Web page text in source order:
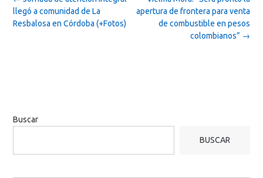
navigation
apertura de frontera para venta
de combustible en pesos
colombianos” →
llegó a comunidad de La
Resbalosa en Córdoba (+Fotos)
Buscar
BUSCAR